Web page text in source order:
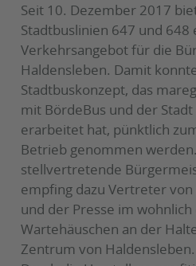
Seit 10. Dezember 2017
Stadtbuslinien 647 und 648
Verkehrsangebot für die
Haldensleben. Damit
Stadtbuskonzept, das
mit BördeBus und der
erarbeitet hat, pünktlich
Betrieb genommen
stellvertretende
empfing dazu Vertreter
und der Presse im
Wartehäuschen an der
Zentrum von Haldensleben.